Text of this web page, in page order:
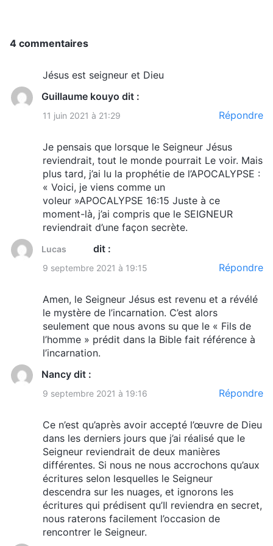
ferait pas cela ; Dieu n’est pas si bête ni si
tu l’imagines. Selon tout ce qu’imagine l’homme,
Jésus arrivera sur une nuée et descendra parmi
vous. Vous Le verrez, chevauchant une nuée, et
marques des clous dans Ses mains et vous
saurez qu’Il est Jésus. Et Il vous sauvera à
nouveau et sera votre Dieu puissant. Il vous
sauvera, vous donnera un nouveau nom et
donnera à chacun d’entre vous une pierre
blanche, après quoi vous aurez la permission
d’entrer dans le royaume des cieux et serez
reçus dans le paradis. De telles croyances ne
sont-elles pas des notions de l’homme ? Est-ce
que Dieu œuvre selon les notions de l’homme, ou
œuvre-t-Il à l’encontre des notions de l’homme ?
Toutes les notions de l’homme ne viennent-elles
pas de Satan ? L’homme entier n’a-t-il pas été
selon les notions de l’homme, Dieu ne
deviendrait-Il pas alors Satan ? Ne serait-Il pas
de la même espèce que Ses propres créations ?
Puisque Ses créations sont désormais tellement
corrompues par Satan que l’homme est devenu
incarnationde Satan, si Dieu œuvrait selon les
4 commentaires
Guillaume kouyo dit :
11 juin 2021 à 21:29
Jésus est seigneur et Dieu
Répondre
Lucas dit :
9 septembre 2021 à 19:15
Je pensais que lorsque le Seigneur Jésus
reviendrait, tout le monde pourrait Le voir. Mais
plus tard, j’ai lu la prophétie de l’APOCALYPSE :
« Voici, je viens comme un
voleur »APOCALYPSE 16:15 Juste à ce
moment-là, j’ai compris que le SEIGNEUR
reviendrait d’une façon secrète.
Répondre
Nancy dit :
9 septembre 2021 à 19:16
Amen, le Seigneur Jésus est revenu et a révélé
le mystère de l’incarnation. C’est alors
seulement que nous avons su que le « Fils de
l’homme » prédit dans la Bible fait référence à
l’incarnation.
Répondre
Ce n’est qu’après avoir accepté l’œuvre de Dieu
dans les derniers jours que j’ai réalisé que le
Seigneur reviendrait de deux manières
différentes. Si nous ne nous accrochons qu’aux
écritures selon lesquelles le Seigneur
descendra sur les nuages, ​​et ignorons les
écritures qui prédisent qu’Il reviendra en secret,
nous raterons facilement l’occasion de
rencontrer le Seigneur.